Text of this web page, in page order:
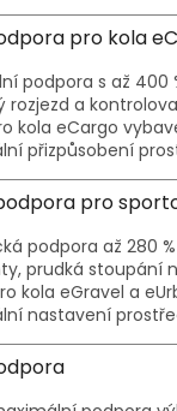
pro kola
podpora s až 400
rozjezd a
kola eCargo
přizpůsobení
pro
podpora až 280
prudká stoupání
kola eGravel a
nastavení